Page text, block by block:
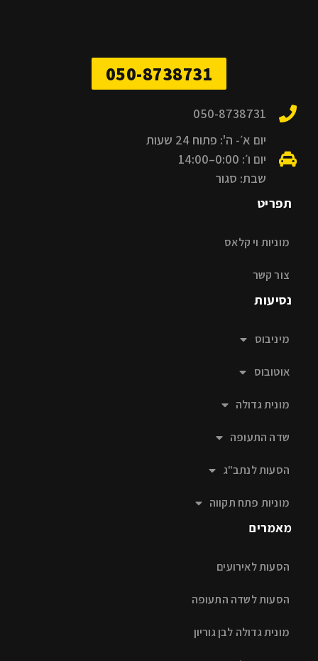
050-8738731
050-8738731
יום א׳- ה': פתוח 24 שעות
יום ו׳: 0:00–14:00
שבת: סגור
תפריט
מוניות וי קלאס
צור קשר
נסיעות
מיניבוס
אוטובוס
מונית גדולה
שדה התעופה
הסעות לנתב"ג
מוניות פתח תקווה
מאמרים
הסעות לאירועים
הסעות לשדה התעופה
מונית גדולה לבן גוריון